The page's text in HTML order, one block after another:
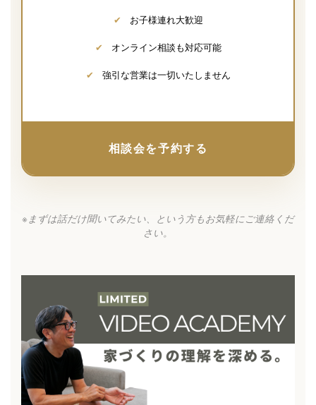
✔ お子様連れ大歓迎
✔ オンライン相談も対応可能
✔ 強引な営業は一切いたしません
相談会を予約する
※まずは話だけ聞いてみたい、という方もお気軽にご連絡くだ
さい。